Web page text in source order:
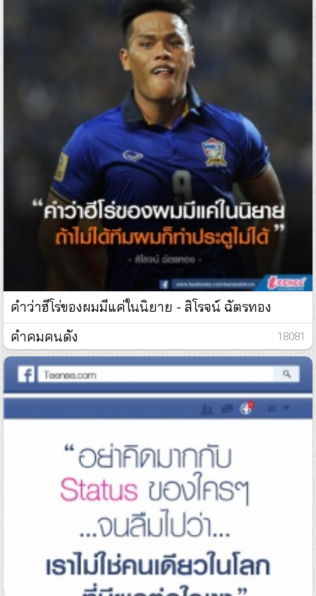
คำว่าฮีโร่ของผมมีแค่ในนิยาย - สิโรจน์ ฉัตรทอง
คำคมคนดัง
: 18081